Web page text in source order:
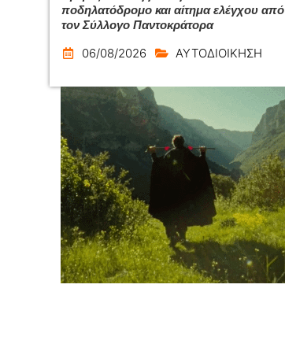
ποδηλατόδρομο και αίτημα ελέγχου από
τον Σύλλογο Παντοκράτορα
06/08/2026 ΑΥΤΟΔΙΟΙΚΗΣΗ